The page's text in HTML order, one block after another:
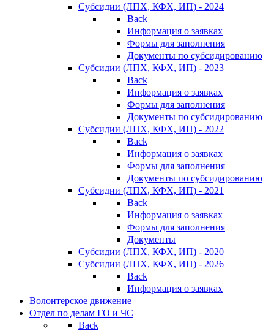
Субсидии (ЛПХ, КФХ, ИП) - 2024
Back
Информация о заявках
Формы для заполнения
Документы по субсидированию
Субсидии (ЛПХ, КФХ, ИП) - 2023
Back
Информация о заявках
Формы для заполнения
Документы по субсидированию
Субсидии (ЛПХ, КФХ, ИП) - 2022
Back
Информация о заявках
Формы для заполнения
Документы по субсидированию
Субсидии (ЛПХ, КФХ, ИП) - 2021
Back
Информация о заявках
Формы для заполнения
Документы
Субсидии (ЛПХ, КФХ, ИП) - 2020
Субсидии (ЛПХ, КФХ, ИП) - 2026
Back
Информация о заявках
Волонтерское движение
Отдел по делам ГО и ЧС
Back